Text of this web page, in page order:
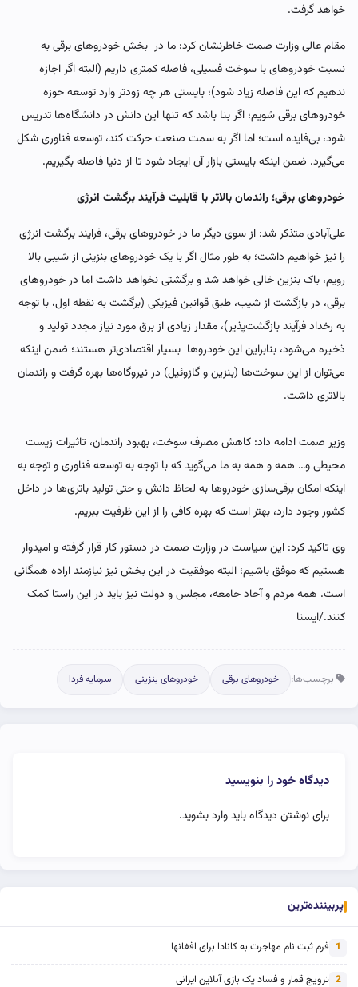
خواهد گرفت.
مقام عالی وزارت صمت خاطرنشان کرد: ما در بخش خودروهای برقی به
نسبت خودروهای با سوخت فسیلی، فاصله کمتری داریم (البته اگر اجازه
ندهیم که این فاصله زیاد شود)؛ بایستی هر چه زودتر وارد توسعه حوزه
خودروهای برقی شویم؛ اگر بنا باشد که تنها این دانش در دانشگاه‌ها تدریس
شود، بی‌فایده‌ است؛ اما اگر به سمت صنعت حرکت کند، توسعه فناوری شکل
می‌گیرد. ضمن اینکه بایستی بازار آن ایجاد شود تا از دنیا فاصله بگیریم.
خودروهای برقی؛ راندمان بالاتر با قابلیت فرآیند برگشت‌ انرژی
علی‌آبادی متذکر شد: از سوی دیگر ما در خودروهای برقی، فرایند برگشت انرژی
را نیز خواهیم داشت؛ به طور مثال اگر با یک خودروهای بنزینی از شیبی بالا
رویم، باک بنزین خالی خواهد شد و برگشتی نخواهد داشت اما در خودروهای
برقی، در بازگشت از شیب، طبق قوانین فیزیکی (برگشت به نقطه اول، با توجه
به رخداد فرآیند بازگشت‌پذیر)، مقدار زیادی از برق مورد نیاز مجدد تولید و
ذخیره می‌شود، بنابراین این خودروها بسیار اقتصادی‌تر هستند؛ ضمن اینکه
می‌توان از این سوخت‌ها (بنزین و گازوئیل) در نیروگاه‌ها بهره گرفت و راندمان
بالاتری داشت.
وزیر صمت ادامه داد: کاهش مصرف سوخت، بهبود راندمان، تاثیرات زیست
محیطی و… همه و همه به ما می‌گوید که با توجه به توسعه فناوری و توجه به
اینکه امکان برقی‌سازی خودروها به لحاظ دانش و حتی تولید باتری‌ها در داخل
کشور وجود دارد، بهتر است که بهره کافی را از این ظرفیت ببریم.
وی تاکید کرد: این سیاست در وزارت صمت در دستور کار قرار گرفته و امیدوار
هستیم که موفق باشیم؛ البته موفقیت در این بخش نیز نیازمند اراده همگانی
است. همه مردم و آحاد جامعه، مجلس و دولت نیز باید در این راستا کمک
کنند./ایسنا
برچسب‌ها: خودروهای برقی خودروهای بنزینی سرمایه فردا
دیدگاه خود را بنویسید
برای نوشتن دیدگاه بایدوارد بشوید.
پربیننده‌ترین
1 فرم ثبت نام مهاجرت به کانادا برای افغانها
2 ترویج قمار و فساد یک بازی آنلاین ایرانی